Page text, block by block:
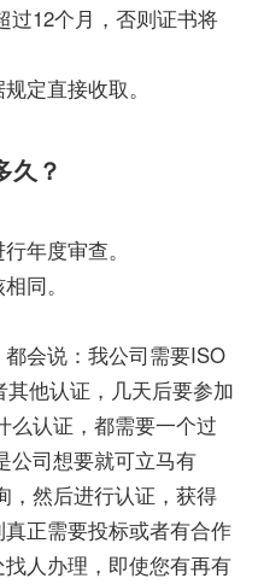
过12个月，否则证书将
定直接收取。
久？
年度审查。
同。
会说：我公司需要ISO
其他认证，几天后要参加
么认证，都需要一个过
公司想要就可立马有
，然后进行认证，获得
正需要投标或者有合作
人办理，即使您有再有